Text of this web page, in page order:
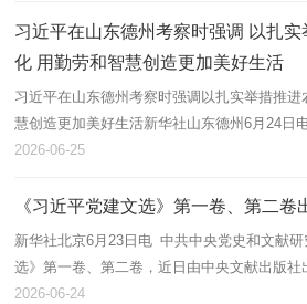
习近平在山东德州考察时强调 以扎
化 用勤劳和智慧创造更加美好生活
习近平在山东德州考察时强调以扎实举措推
慧创造更加美好生活新华社山东德州6月24日
席、中央军委主席习近平24日在山东省德州市
2026-06-25
《习近平党建文选》第一卷、第二卷
新华社北京6月23日电 中共中央党史和文献
选》第一卷、第二卷，近日由中央文献出版
八大以来，以习近平同志为核心的党中央围绕
2026-06-24